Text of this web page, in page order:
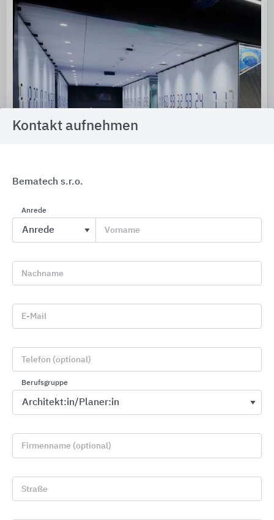
Umkleide-, Büro- und Objekteinrichtungen
C+P Möbelsysteme
Kontakt aufnehmen
Bematech s.r.o.
Anrede
Vorname
Nachname
E-Mail
Telefon (optional)
Berufsgruppe
Firmenname (optional)
Straße